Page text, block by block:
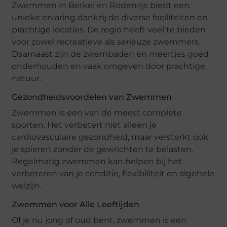
Zwemmen in Berkel en Rodenrijs biedt een
unieke ervaring dankzij de diverse faciliteiten en
prachtige locaties. De regio heeft veel te bieden
voor zowel recreatieve als serieuze zwemmers.
Daarnaast zijn de zwembaden en meertjes goed
onderhouden en vaak omgeven door prachtige
natuur.
Gezondheidsvoordelen van Zwemmen
Zwemmen is een van de meest complete
sporten. Het verbetert niet alleen je
cardiovasculaire gezondheid, maar versterkt ook
je spieren zonder de gewrichten te belasten.
Regelmatig zwemmen kan helpen bij het
verbeteren van je conditie, flexibiliteit en algehele
welzijn.
Zwemmen voor Alle Leeftijden
Of je nu jong of oud bent, zwemmen is een